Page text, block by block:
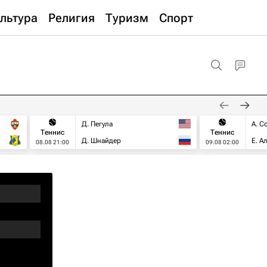
Религия Туризм Спорт
Теннис
08.08 21:00
Д. Пегула
Д. Шнайдер
Теннис
09.08 02:00
А.
Е.